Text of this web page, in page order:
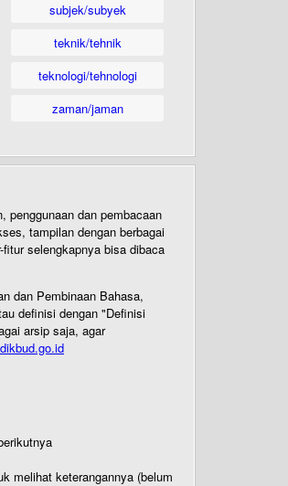
subjek/subyek
teknik/tehnik
teknologi/tehnologi
zaman/jaman
penggunaan dan pembacaan
tampilan dengan berbagai
selengkapnya bisa dibaca
dan Pembinaan Bahasa,
definisi dengan "Definisi
arsip saja, agar
melihat keterangannya (belum